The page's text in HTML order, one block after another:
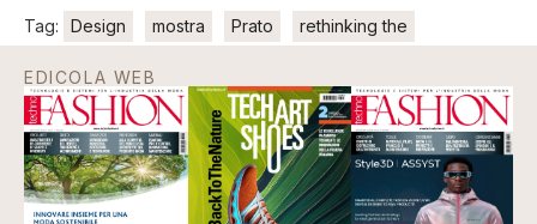
Tag: Design mostra Prato rethinking the
EDICOLA WEB